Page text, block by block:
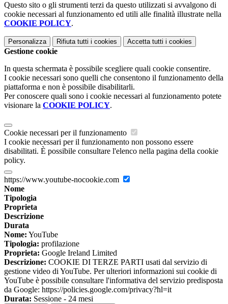
Questo sito o gli strumenti terzi da questo utilizzati si avvalgono di
cookie necessari al funzionamento ed utili alle finalità illustrate nella
COOKIE POLICY.
Personalizza Rifiuta tutti i cookies Accetta tutti i cookies
Gestione cookie
In questa schermata è possibile scegliere quali cookie consentire.
I cookie necessari sono quelli che consentono il funzionamento della
piattaforma e non è possibile disabilitarli.
Per conoscere quali sono i cookie necessari al funzionamento potete
visionare la COOKIE POLICY.
Cookie necessari per il funzionamento
I cookie necessari per il funzionamento non possono essere
disabilitati. È possibile consultare l'elenco nella pagina della cookie
policy.
https://www.youtube-nocookie.com
Nome
Tipologia
Proprieta
Descrizione
Durata
Nome: YouTube
Tipologia: profilazione
Proprieta: Google Ireland Limited
Descrizione: COOKIE DI TERZE PARTI usati dal servizio di
gestione video di YouTube. Per ulteriori informazioni sui cookie di
YouTube è possibile consultare l'informativa del servizio predisposta
da Google: https://policies.google.com/privacy?hl=it
Durata: Sessione - 24 mesi